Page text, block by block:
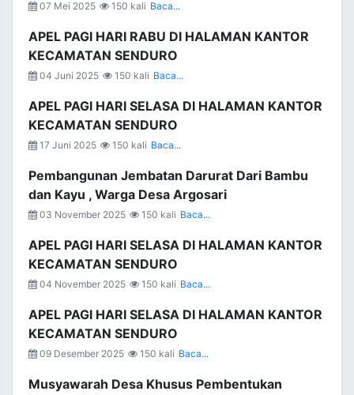
07 Mei 2025 150 kali Baca...
APEL PAGI HARI RABU DI HALAMAN KANTOR
KECAMATAN SENDURO
04 Juni 2025 150 kali Baca...
APEL PAGI HARI SELASA DI HALAMAN KANTOR
KECAMATAN SENDURO
17 Juni 2025 150 kali Baca...
Pembangunan Jembatan Darurat Dari Bambu
dan Kayu , Warga Desa Argosari
03 November 2025 150 kali Baca...
APEL PAGI HARI SELASA DI HALAMAN KANTOR
KECAMATAN SENDURO
04 November 2025 150 kali Baca...
APEL PAGI HARI SELASA DI HALAMAN KANTOR
KECAMATAN SENDURO
09 Desember 2025 150 kali Baca...
Musyawarah Desa Khusus Pembentukan